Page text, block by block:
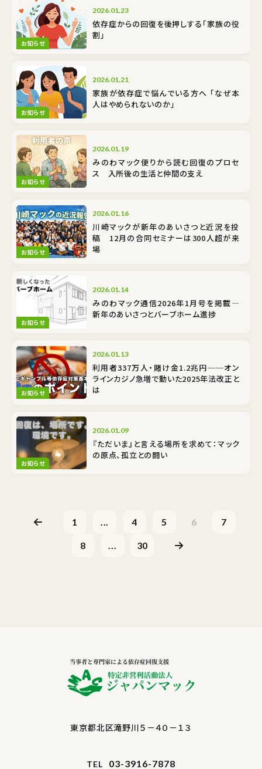
お知らせ
2026.01.23
依存症からの回復を後押しする「家族の役
割」
お知らせ
2026.01.21
家族が依存症で悩んでいる方へ 「なぜ本
人はやめられないのか」
お知らせ
2026.01.19
みのわマック便りから読む回復のプロセ
ス 入所後の生活と仲間の支え
お知らせ
2026.01.16
川崎マックが新年のあいさつと近況を投
稿 12月の合同セミナーは300人超が来
場
お知らせ
2026.01.14
みのわマック通信2026年1月号を掲載―
新年のあいさつとバーブホーム進捗
お知らせ
2026.01.13
利用者337万人・賭け金1.2兆円──オン
ラインカジノ急増で動いた2025年法改正と
は
お知らせ
2026.01.09
『ただいま』と言える場所を求めて：マック
の原点、孤立との闘い
1 ... 4 5 6 7
8 ... 30
東京都北区滝野川５－４０－１３
TEL 03-3916-7878